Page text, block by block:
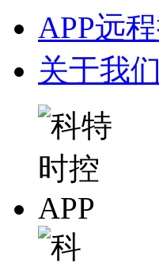
APP远
关于我们